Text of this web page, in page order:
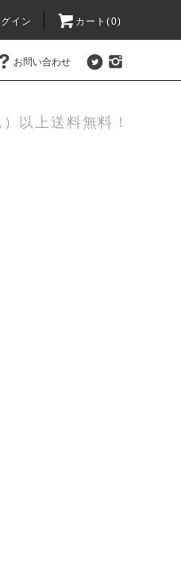
イン カート(0)
お問い合わせ
以上送料無料！